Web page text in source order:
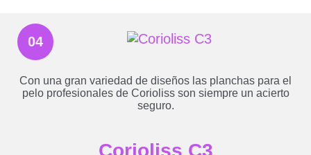
04
Con una gran variedad de diseños las planchas para el
pelo profesionales de Corioliss son siempre un acierto
seguro.